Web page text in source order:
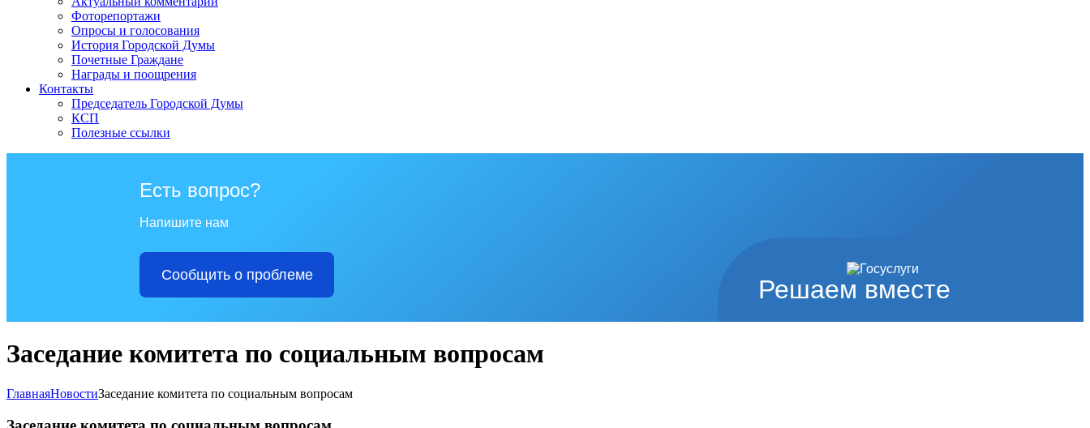
Фоторепортажи
Опросы и голосования
История Городской Думы
Почетные Граждане
Награды и поощрения
Контакты
Председатель Городской Думы
КСП
Полезные ссылки
Решаем вместе
Есть вопрос?
Напишите нам
Сообщить о проблеме
Заседание комитета по социальным вопросам
ГлавнаяНовостиЗаседание комитета по социальным вопросам